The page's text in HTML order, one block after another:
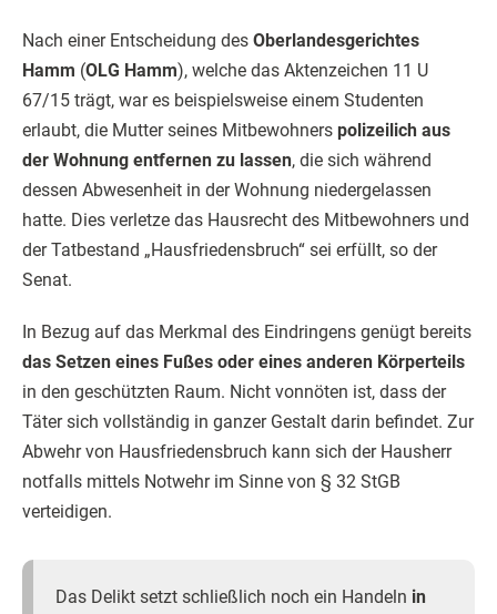
Nach einer Entscheidung des Oberlandesgerichtes
Hamm (OLG Hamm), welche das Aktenzeichen 11 U
67/15 trägt, war es beispielsweise einem Studenten
erlaubt, die Mutter seines Mitbewohners polizeilich aus
der Wohnung entfernen zu lassen, die sich während
dessen Abwesenheit in der Wohnung niedergelassen
hatte. Dies verletze das Hausrecht des Mitbewohners und
der Tatbestand „Hausfriedensbruch“ sei erfüllt, so der
Senat.
In Bezug auf das Merkmal des Eindringens genügt bereits
das Setzen eines Fußes oder eines anderen Körperteils
in den geschützten Raum. Nicht vonnöten ist, dass der
Täter sich vollständig in ganzer Gestalt darin befindet. Zur
Abwehr von Hausfriedensbruch kann sich der Hausherr
notfalls mittels Notwehr im Sinne von § 32 StGB
verteidigen.
Das Delikt setzt schließlich noch ein Handeln in